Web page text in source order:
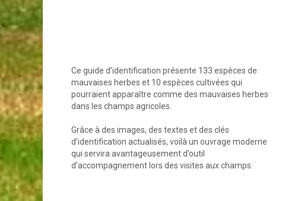
Ce guide d'identification présente 133 espèces de
mauvaises herbes et 10 espèces cultivées qui
pourraient apparaître comme des mauvaises herbes
dans les champs agricoles.
Grâce à des images, des textes et des clés
d’identification actualisés, voilà un ouvrage moderne
qui servira avantageusement d’outil
d’accompagnement lors des visites aux champs.